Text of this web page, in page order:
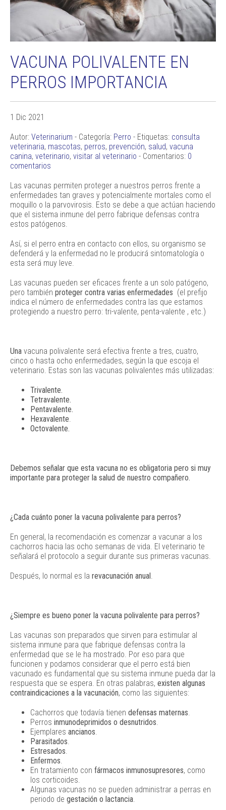
VACUNA POLIVALENTE EN
PERROS IMPORTANCIA
1 Dic 2021
Autor: Veterinarium - Categoría: Perro - Etiquetas: consulta
veterinaria, mascotas, perros, prevención, salud, vacuna
canina, veterinario, visitar al veterinario - Comentarios: 0
comentarios
Las vacunas permiten proteger a nuestros perros frente a
enfermedades tan graves y potencialmente mortales como el
moquillo o la parvovirosis. Esto se debe a que actúan haciendo
que el sistema inmune del perro fabrique defensas contra
estos patógenos.
Así, si el perro entra en contacto con ellos, su organismo se
defenderá y la enfermedad no le producirá sintomatología o
esta será muy leve.
Las vacunas pueden ser eficaces frente a un solo patógeno,
pero también proteger contra varias enfermedades (el prefijo
indica el número de enfermedades contra las que estamos
protegiendo a nuestro perro: tri-valente, penta-valente , etc.)
Una vacuna polivalente será efectiva frente a tres, cuatro,
cinco o hasta ocho enfermedades, según la que escoja el
veterinario. Estas son las vacunas polivalentes más utilizadas:
Trivalente.
Tetravalente.
Pentavalente.
Hexavalente.
Octovalente.
Debemos señalar que esta vacuna no es obligatoria pero si muy
importante para proteger la salud de nuestro compañero.
¿Cada cuánto poner la vacuna polivalente para perros?
En general, la recomendación es comenzar a vacunar a los
cachorros hacia las ocho semanas de vida. El veterinario te
señalará el protocolo a seguir durante sus primeras vacunas.
Después, lo normal es la revacunación anual.
¿Siempre es bueno poner la vacuna polivalente para perros?
Las vacunas son preparados que sirven para estimular al
sistema inmune para que fabrique defensas contra la
enfermedad que se le ha mostrado. Por eso para que
funcionen y podamos considerar que el perro está bien
vacunado es fundamental que su sistema inmune pueda dar la
respuesta que se espera. En otras palabras, existen algunas
contraindicaciones a la vacunación, como las siguientes:
Cachorros que todavía tienen defensas maternas.
Perros inmunodeprimidos o desnutridos.
Ejemplares ancianos.
Parasitados.
Estresados.
Enfermos.
En tratamiento con fármacos inmunosupresores, como
los corticoides.
Algunas vacunas no se pueden administrar a perras en
periodo de gestación o lactancia.